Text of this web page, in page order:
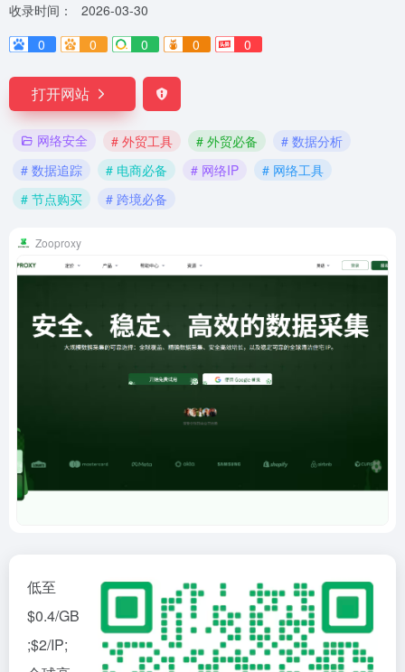
收录时间：
2026-03-30
0
0 0 0 0
打开网站
网络安全 # 外贸工具 # 外贸必备
# 数据分析
# 数据追踪
# 电商必备 # 网络IP
# 网络工具
# 节点购买
# 跨境必备
Zooproxy
低至
$0.4/GB
;$2/IP;